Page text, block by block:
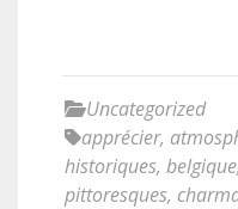
Uncategorized
apprécier,
historiques, belgique,
pittoresques,